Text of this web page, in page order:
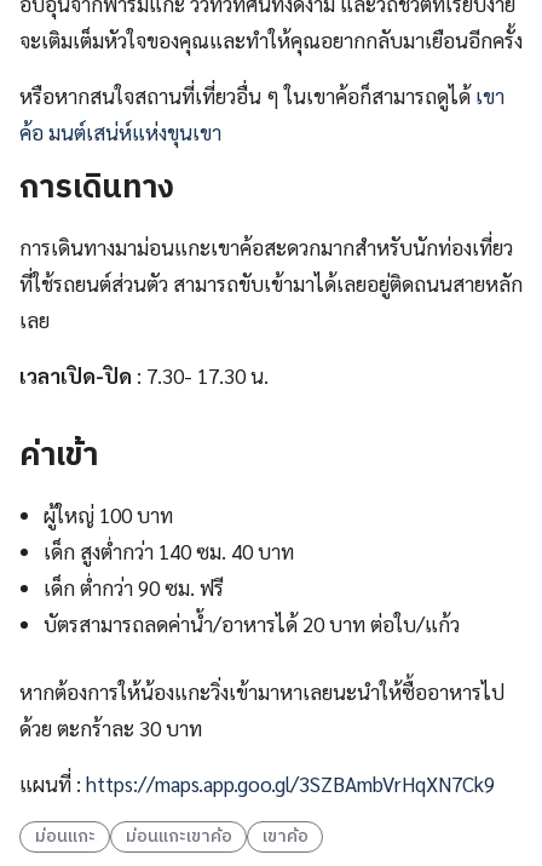
จะเติมเต็มหัวใจของคุณและทำให้คุณอยากกลับมาเยือนอีกครั้ง
หรือหากสนใจสถานที่เที่ยวอื่น ๆ ในเขาค้อก็สามารถดูได้ เขา
ค้อ มนต์เสน่ห์แห่งขุนเขา
การเดินทาง
การเดินทางมาม่อนแกะเขาค้อสะดวกมากสำหรับนักท่องเที่ยว
ที่ใช้รถยนต์ส่วนตัว สามารถขับเข้ามาได้เลยอยู่ติดถนนสายหลัก
เลย
เวลาเปิด-ปิด : 7.30- 17.30 น.
ค่าเข้า
ผู้ใหญ่ 100 บาท
เด็ก สูงต่ำกว่า 140 ซม. 40 บาท
เด็ก ต่ำกว่า 90 ซม. ฟรี
บัตรสามารถลดค่าน้ำ/อาหารได้ 20 บาท ต่อใบ/แก้ว
หากต้องการให้น้องแกะวิ่งเข้ามาหาเลยนะนำให้ซื้ออาหารไป
ด้วย ตะกร้าละ 30 บาท
แผนที่ : https://maps.app.goo.gl/3SZBAmbVrHqXN7Ck9
ม่อนแกะ ม่อนแกะเขาค้อ เขาค้อ